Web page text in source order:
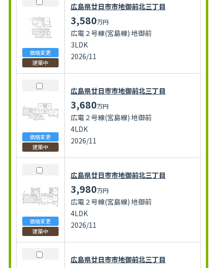
価格変更
建築中
広島県廿日市市地御前北三丁目
3,580万円
広電２号線(宮島線) 地御前
3LDK
2026/11
価格変更
建築中
広島県廿日市市地御前北三丁目
3,680万円
広電２号線(宮島線) 地御前
4LDK
2026/11
価格変更
建築中
広島県廿日市市地御前北三丁目
3,980万円
広電２号線(宮島線) 地御前
4LDK
2026/11
広島県廿日市市地御前北三丁目